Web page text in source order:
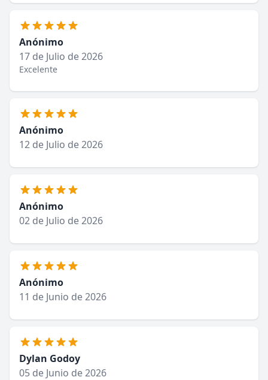
Anónimo
17 de Julio de 2026
Excelente
Anónimo
12 de Julio de 2026
Anónimo
02 de Julio de 2026
Anónimo
11 de Junio de 2026
Dylan Godoy
05 de Junio de 2026